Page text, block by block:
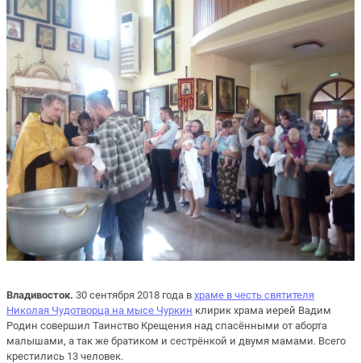
Владивосток. 30 сентября 2018 года в храме в честь святителя
Николая Чудотворца на мысе Чуркин клирик храма иерей Вадим
Родин совершил Таинство Крещения над спасёнными от аборта
малышами, а так же братиком и сестрёнкой и двумя мамами. Всего
крестились 13 человек.